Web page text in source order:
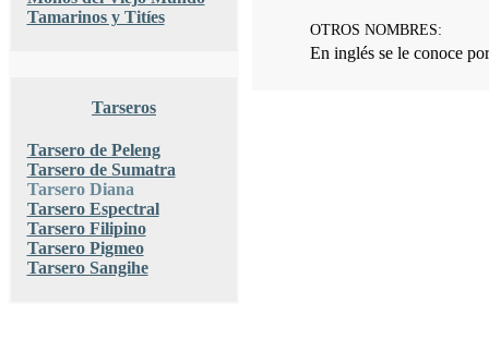
Tamarinos y Titíes
Tarseros
Tarsero de Peleng
Tarsero de Sumatra
Tarsero Diana
Tarsero Espectral
Tarsero Filipino
Tarsero Pigmeo
Tarsero Sangihe
OTROS NOMBRES:
En inglés se le conoce